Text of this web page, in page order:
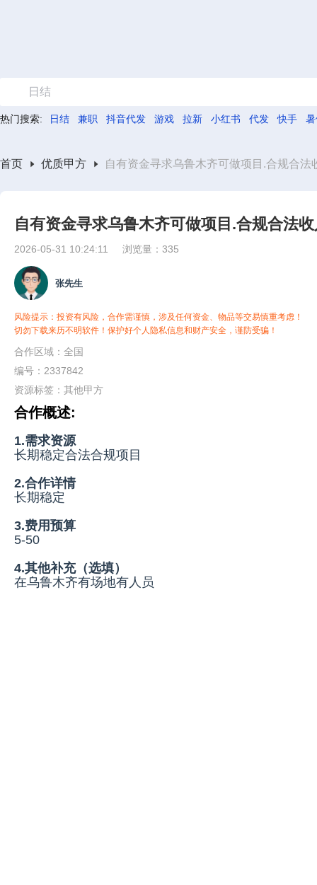
日结
热门搜索: 日结 兼职 抖音代发 游戏 拉新 小红书 代发 快手
首页 优质甲方 自有资金寻求乌鲁木齐可做项目.合规合法
自有资金寻求乌鲁木齐可做项目.合规合法
2026-05-31 10:24:11 浏览量：335
张先生
风险提示：投资有风险，合作需谨慎，涉及任何资金、物品等交易慎重考虑！
切勿下载来历不明软件！保护好个人隐私信息和财产安全，谨防受骗！
合作区域：全国
编号：2337842
资源标签： 其他甲方
合作概述:
1.需求资源
长期稳定合法合规项目
2.合作详情
长期稳定
3.费用预算
5-50
4.其他补充（选填）
在乌鲁木齐有场地有人员